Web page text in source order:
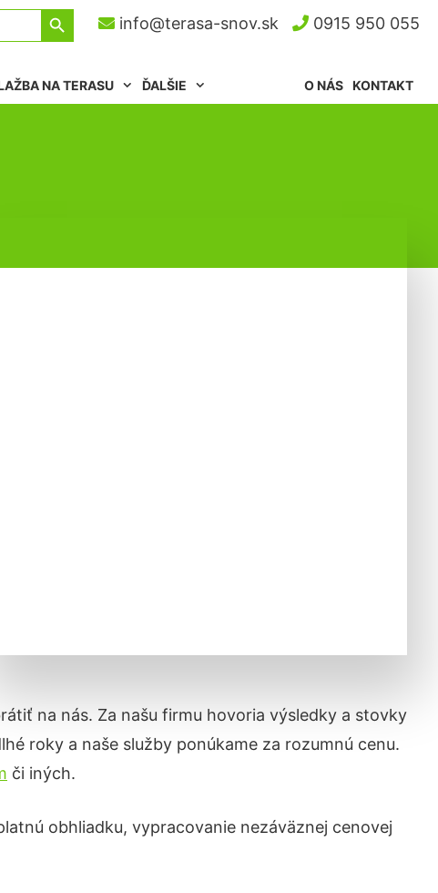
Search Button
info@terasa-snov.sk 0915 950 055
NA TERASU ĎALŠIE KONTAKT
O NÁS
na nás. Za našu firmu hovoria výsledky a stovky
roky a naše služby ponúkame za rozumnú cenu.
či iných.
obhliadku, vypracovanie nezáväznej cenovej